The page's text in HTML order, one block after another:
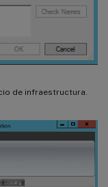
de infraestructura.